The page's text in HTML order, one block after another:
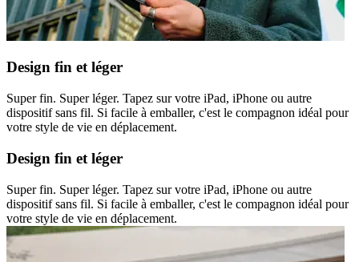
Design fin et léger
Super fin. Super léger. Tapez sur votre iPad, iPhone ou autre
dispositif sans fil. Si facile à emballer, c'est le compagnon idéal pour
votre style de vie en déplacement.
Design fin et léger
Super fin. Super léger. Tapez sur votre iPad, iPhone ou autre
dispositif sans fil. Si facile à emballer, c'est le compagnon idéal pour
votre style de vie en déplacement.